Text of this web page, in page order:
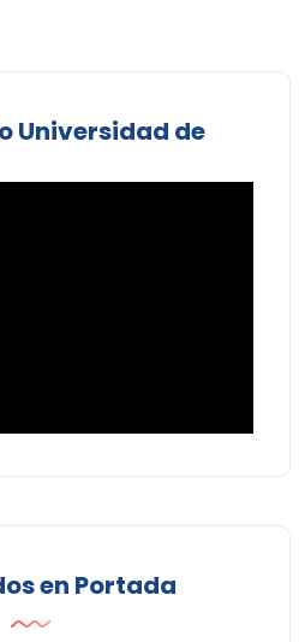
Universidad de
en Portada